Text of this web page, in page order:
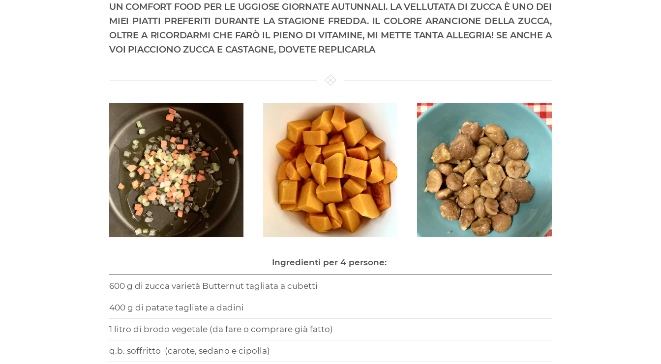
UN COMFORT FOOD PER LE UGGIOSE GIORNATE AUTUNNALI. LA VELLUTATA DI ZUCCA È UNO DEI
MIEI PIATTI PREFERITI DURANTE LA STAGIONE FREDDA. IL COLORE ARANCIONE DELLA ZUCCA,
OLTRE A RICORDARMI CHE FARÒ IL PIENO DI VITAMINE, MI METTE TANTA ALLEGRIA! SE ANCHE A
VOI PIACCIONO ZUCCA E CASTAGNE, DOVETE REPLICARLA
Ingredienti per 4 persone:
600 g di zucca varietà Butternut tagliata a cubetti
400 g di patate tagliate a dadini
1 litro di brodo vegetale (da fare o comprare già fatto)
q.b. soffritto (carote, sedano e cipolla)